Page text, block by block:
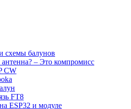
схемы балунов
– Это компромисс
CW
FT8
ESP32 и модуле